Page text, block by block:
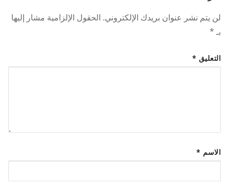
لن يتم نشر عنوان بريدك الإلكتروني. الحقول الإلزامية مشار إليها
بـ*
التعليق *
الاسم *